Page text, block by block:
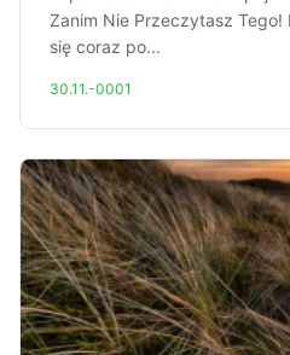
Zanim Nie Przeczytasz Tego!
się coraz po...
30.11.-0001